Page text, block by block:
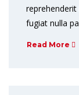
fugiat nulla
Read More